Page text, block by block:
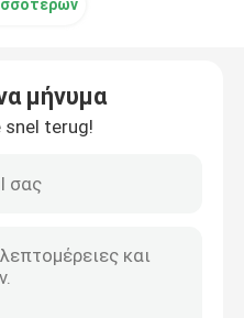
μήνυμα
snel terug!